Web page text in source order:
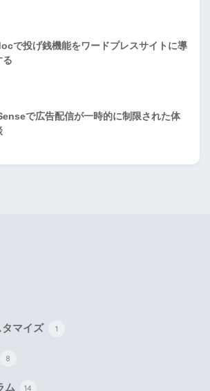
で投げ銭機能をワードプレスサイトに導
る
で広告配信が一時的に制限された体
マイズ 1
8
ム 14